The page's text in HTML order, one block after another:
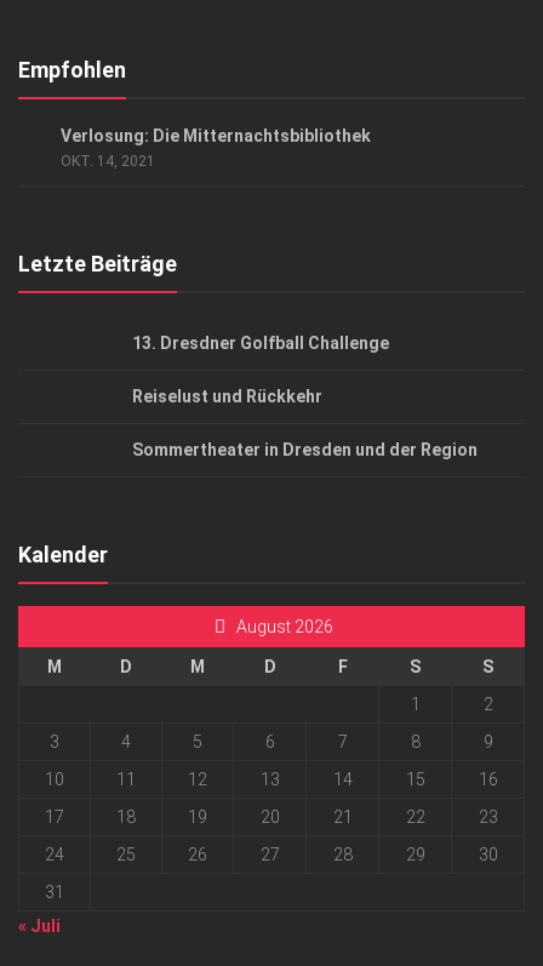
Kontakt, Impressum
Empfohlen
Verlosung: Die Mitternachtsbibliothek
OKT. 14, 2021
Letzte Beiträge
13. Dresdner Golfball Challenge
Reiselust und Rückkehr
Sommertheater in Dresden und der Region
Kalender
August 2026
M D M D F S
S
1
2
3
4 5 6 7 8
9
10
11 12 13 14 15
16
17
18 19 20 21 22
23
24
25 26 27 28 29
30
31
« Juli